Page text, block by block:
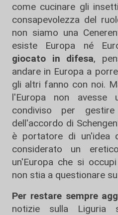
come cucinare gli
consapevolezza del
non siamo una
esiste Europa né
giocato in difesa,
andare in Europa a
gli altri fanno con noi.
l'Europa non avesse
condiviso per
dell'accordo di
è portatore di un'idea
considerato un
un'Europa che si
non stia a questionare
Per restare sempre
notizie sulla Liguria